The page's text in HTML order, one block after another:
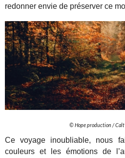
redonner envie de préserver ce
© Hope production /
Ce voyage inoubliable, nous
couleurs et les émotions de